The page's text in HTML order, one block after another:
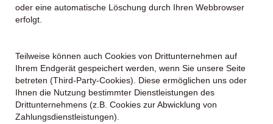
oder eine automatische Löschung durch Ihren Webbrowser
erfolgt.
Teilweise können auch Cookies von Drittunternehmen auf
Ihrem Endgerät gespeichert werden, wenn Sie unsere Seite
betreten (Third-Party-Cookies). Diese ermöglichen uns oder
Ihnen die Nutzung bestimmter Dienstleistungen des
Drittunternehmens (z.B. Cookies zur Abwicklung von
Zahlungsdienstleistungen).